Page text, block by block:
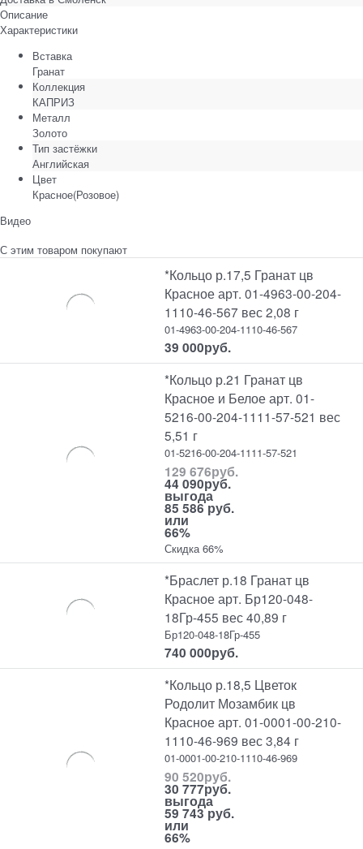
Описание
Характеристики
Вставка
Гранат
Коллекция
КАПРИЗ
Металл
Золото
Тип застёжки
Английская
Цвет
Красное(Розовое)
Видео
С этим товаром покупают
*Кольцо р.17,5 Гранат цв
Красное арт. 01-4963-00-204-
1110-46-567 вес 2,08 г
01-4963-00-204-1110-46-567
39 000руб.
*Кольцо р.21 Гранат цв
Красное и Белое арт. 01-
5216-00-204-1111-57-521 вес
5,51 г
01-5216-00-204-1111-57-521
129 676руб.
44 090руб.
выгода
85 586 руб.
или
66%
Скидка 66%
*Браслет р.18 Гранат цв
Красное арт. Бр120-048-
18Гр-455 вес 40,89 г
Бр120-048-18Гр-455
740 000руб.
*Кольцо р.18,5 Цветок
Родолит Мозамбик цв
Красное арт. 01-0001-00-210-
1110-46-969 вес 3,84 г
01-0001-00-210-1110-46-969
90 520руб.
30 777руб.
выгода
59 743 руб.
или
66%